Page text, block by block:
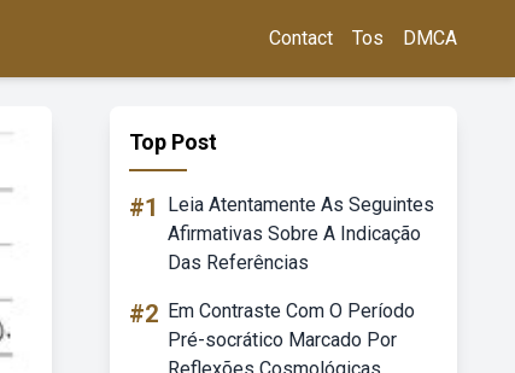
Contact Tos DMCA
Top Post
#1
Leia Atentamente As Seguintes
Afirmativas Sobre A Indicação
Das Referências
#2 Em Contraste Com O Período
Pré-socrático Marcado Por